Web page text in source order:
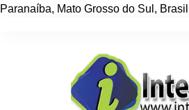
Paranaíba, Mato Grosso do Sul , Brasil